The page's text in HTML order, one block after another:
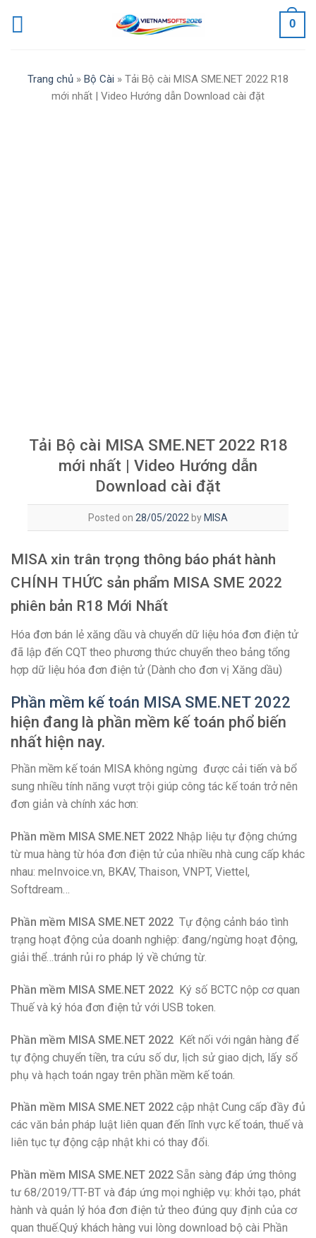
0
Trang chủ » Bộ Cài » Tải Bộ cài MISA SME.NET 2022 R18
mới nhất | Video Hướng dẫn Download cài đặt
Tải Bộ cài MISA SME.NET 2022 R18
mới nhất | Video Hướng dẫn
Download cài đặt
Posted on 28/05/2022 by MISA
MISA xin trân trọng thông báo phát hành
CHÍNH THỨC sản phẩm MISA SME 2022
phiên bản R18 Mới Nhất
Hóa đơn bán lẻ xăng dầu và chuyển dữ liệu hóa đơn điện tử
đã lập đến CQT theo phương thức chuyển theo bảng tổng
hợp dữ liệu hóa đơn điện tử (Dành cho đơn vị Xăng dầu)
Phần mềm kế toán MISA SME.NET 2022
hiện đang là phần mềm kế toán phổ biến
nhất hiện nay.
Phần mềm kế toán MISA không ngừng được cải tiến và bổ
sung nhiều tính năng vượt trội giúp công tác kế toán trở nên
đơn giản và chính xác hơn:
Phần mềm MISA SME.NET 2022 Nhập liệu tự động chứng
từ mua hàng từ hóa đơn điện tử của nhiều nhà cung cấp khác
nhau: meInvoice.vn, BKAV, Thaison, VNPT, Viettel,
Softdream…
Phần mềm MISA SME.NET 2022 Tự động cảnh báo tình
trạng hoạt động của doanh nghiệp: đang/ngừng hoạt động,
giải thể…tránh rủi ro pháp lý về chứng từ.
Phần mềm MISA SME.NET 2022 Ký số BCTC nộp cơ quan
Thuế và ký hóa đơn điện tử với USB token.
Phần mềm MISA SME.NET 2022 Kết nối với ngân hàng để
tự động chuyển tiền, tra cứu số dư, lịch sử giao dịch, lấy sổ
phụ và hạch toán ngay trên phần mềm kế toán.
Phần mềm MISA SME.NET 2022 cập nhật Cung cấp đầy đủ
các văn bản pháp luật liên quan đến lĩnh vực kế toán, thuế và
liên tục tự động cập nhật khi có thay đổi.
Phần mềm MISA SME.NET 2022 Sẵn sàng đáp ứng thông
tư 68/2019/TT-BT và đáp ứng mọi nghiệp vụ: khởi tạo, phát
hành và quản lý hóa đơn điện tử theo đúng quy định của cơ
quan thuế.Quý khách hàng vui lòng download bộ cài Phần